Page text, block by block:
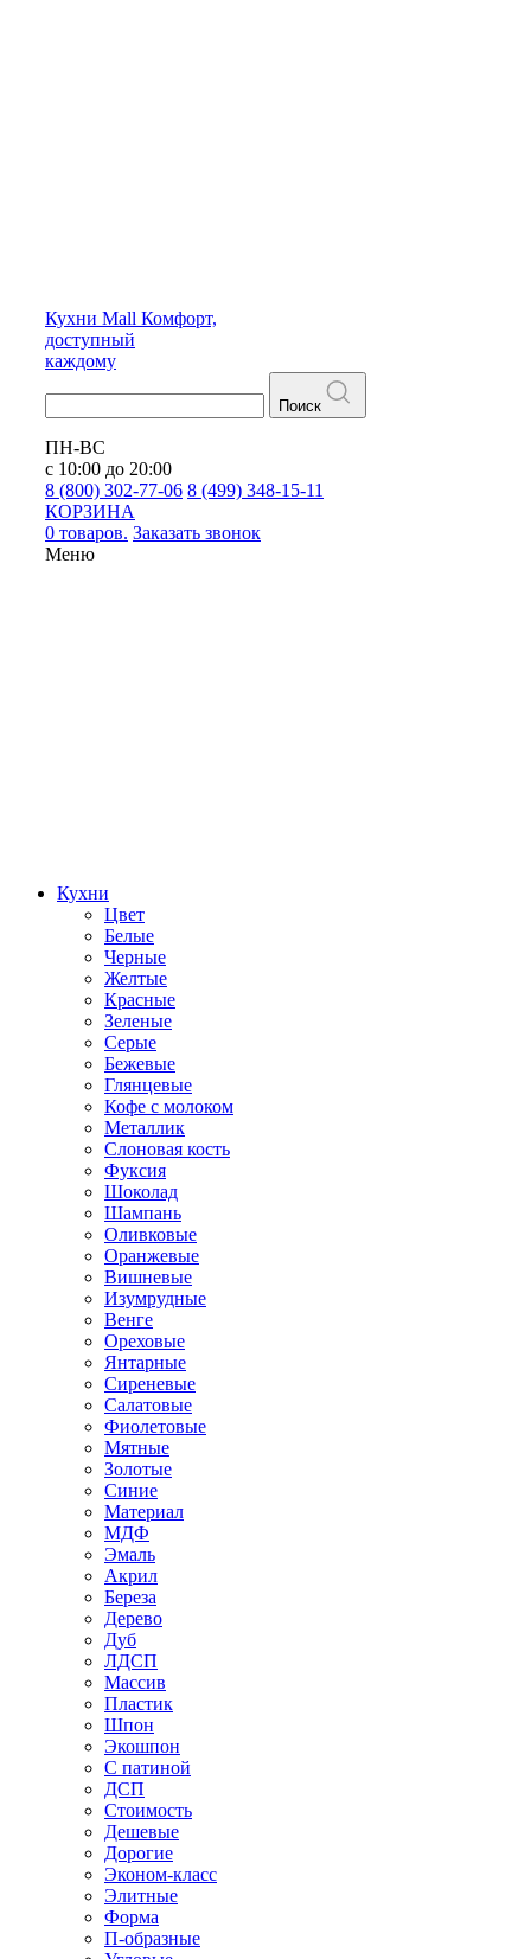
Кухни Mall Комфорт,
доступный
каждому
Поиск
ПН-ВС
с 10:00 до 20:00
8 (800) 302-77-06 8 (499) 348-15-11
КОРЗИНА
0 товаров. Заказать звонок
Меню
Кухни
Цвет
Белые
Черные
Желтые
Красные
Зеленые
Серые
Бежевые
Глянцевые
Кофе с молоком
Металлик
Слоновая кость
Фуксия
Шоколад
Шампань
Оливковые
Оранжевые
Вишневые
Изумрудные
Венге
Ореховые
Янтарные
Сиреневые
Салатовые
Фиолетовые
Мятные
Золотые
Синие
Материал
МДФ
Эмаль
Акрил
Береза
Дерево
Дуб
ЛДСП
Массив
Пластик
Шпон
Экошпон
С патиной
ДСП
Стоимость
Дешевые
Дорогие
Эконом-класс
Элитные
Форма
П-образные